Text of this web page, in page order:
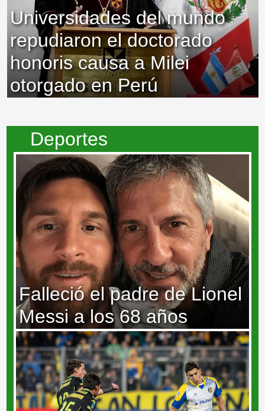
Universidades del mundo
repudiaron el doctorado
honoris causa a Milei
otorgado en Perú
Deportes
Falleció el padre de Lionel
Messi a los 68 años